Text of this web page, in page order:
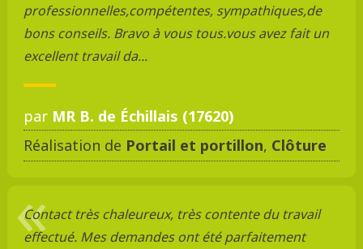
professionnelles,compétentes, sympathiques,de
bons conseils. Bravo à vous tous.vous avez fait un
excellent travail da...
par MR B. de Échillais (17620)
Réalisation de Portail et portillon, Clôture
Contact très chaleureux, très contente du travail
effectué. Mes demandes ont été parfaitement